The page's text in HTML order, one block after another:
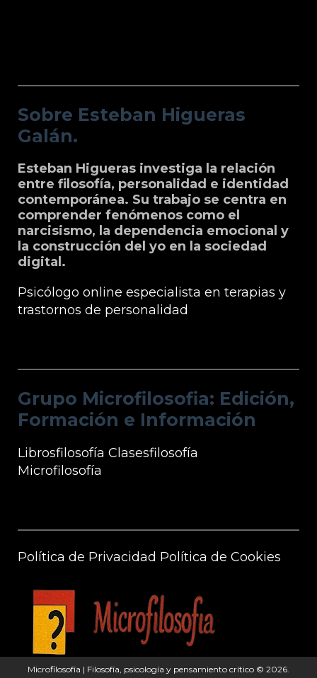
Sobre Esteban Higueras
Galán.
Esteban Higueras investiga la relación
entre filosofía, personalidad e identidad
contemporánea. Su trabajo se centra en
comprender fenómenos como el
narcisismo, la dependencia emocional y
la construcción del yo en la sociedad
digital.
Psicólogo online especialista en terapias y
trastornos de personalidad
Grupo Microfilosofia: Edición,
Formación e Información
Librosfilosofía Clasesfilosofía
Microfilosofía
Política de Privacidad Política de Cookies
Microfilosofía | Filosofía, psicología y pensamiento crítico © 2026.